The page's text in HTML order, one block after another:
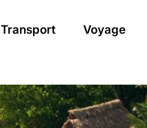
Transport Voyage